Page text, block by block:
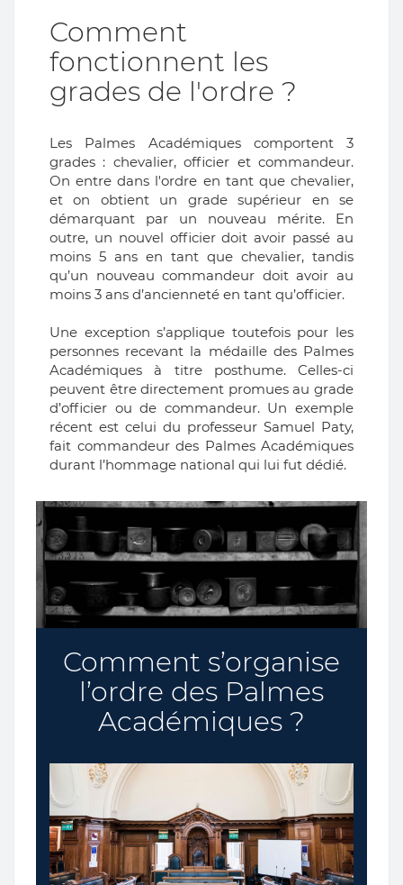
Comment
fonctionnent les
grades de l'ordre ?
Les Palmes Académiques comportent 3
grades : chevalier, officier et commandeur.
On entre dans l'ordre en tant que chevalier,
et on obtient un grade supérieur en se
démarquant par un nouveau mérite. En
outre, un nouvel officier doit avoir passé au
moins 5 ans en tant que chevalier, tandis
qu’un nouveau commandeur doit avoir au
moins 3 ans d’ancienneté en tant qu’officier.
Une exception s’applique toutefois pour les
personnes recevant la médaille des Palmes
Académiques à titre posthume. Celles-ci
peuvent être directement promues au grade
d’officier ou de commandeur. Un exemple
récent est celui du professeur Samuel Paty,
fait commandeur des Palmes Académiques
durant l’hommage national qui lui fut dédié.
Comment s’organise
l’ordre des Palmes
Académiques ?